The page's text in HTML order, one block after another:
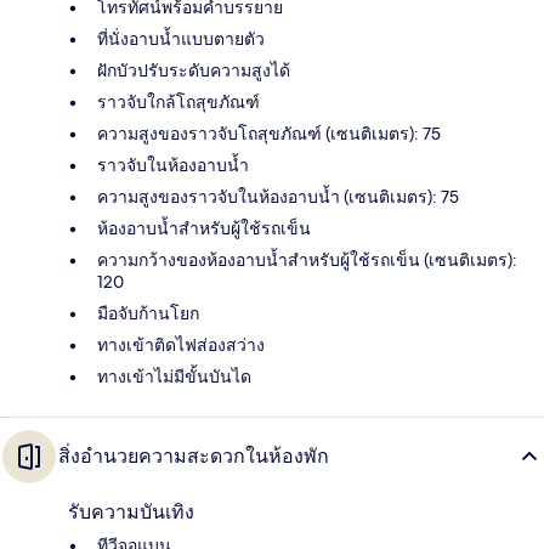
โทรทัศน์พร้อมคำบรรยาย
ที่นั่งอาบน้ำแบบตายตัว
ฝักบัวปรับระดับความสูงได้
ราวจับใกล้โถสุขภัณฑ์
ความสูงของราวจับโถสุขภัณฑ์ (เซนติเมตร): 75
ราวจับในห้องอาบน้ำ
ความสูงของราวจับในห้องอาบน้ำ (เซนติเมตร): 75
ห้องอาบน้ำสำหรับผู้ใช้รถเข็น
ความกว้างของห้องอาบน้ำสำหรับผู้ใช้รถเข็น (เซนติเมตร):
120
มือจับก้านโยก
ทางเข้าติดไฟส่องสว่าง
ทางเข้าไม่มีขั้นบันได
สิ่งอำนวยความสะดวกในห้องพัก
รับความบันเทิง